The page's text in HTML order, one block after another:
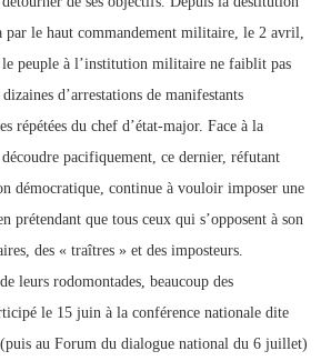
par le haut commandement militaire, le 2 avril,
le peuple à l’institution militaire ne faiblit pas
d’arrestations de manifestants
répétées du chef d’état-major. Face à la
pacifiquement, ce dernier, réfutant
démocratique, continue à vouloir imposer une
prétendant que tous ceux qui s’opposent à son
des « traîtres » et des imposteurs.
leurs rodomontades, beaucoup des
le 15 juin à la conférence nationale dite
au Forum du dialogue national du 6 juillet)